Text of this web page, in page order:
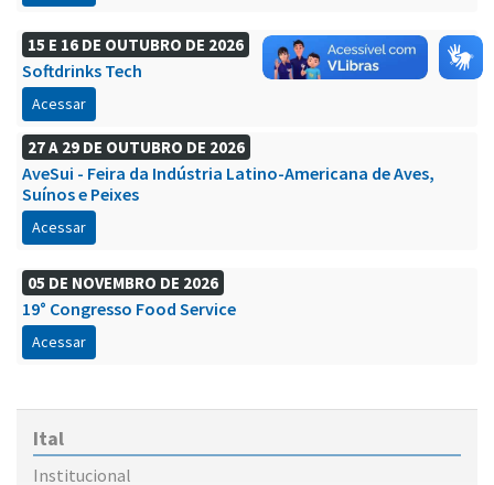
15 E 16 DE OUTUBRO DE 2026
Softdrinks Tech
Acessar
27 A 29 DE OUTUBRO DE 2026
AveSui - Feira da Indústria Latino-Americana de Aves,
Suínos e Peixes
Acessar
05 DE NOVEMBRO DE 2026
19° Congresso Food Service
Acessar
Ital
Institucional